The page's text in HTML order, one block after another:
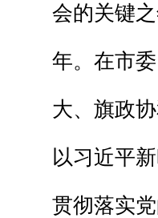
会的关键
年。在市
大、旗政
以习近平
贯彻落实